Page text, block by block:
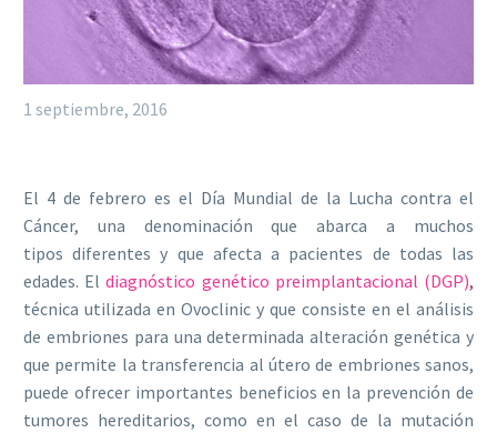
1 septiembre, 2016
El 4 de febrero es el Día Mundial de la Lucha contra el
Cáncer, una denominación que abarca a muchos
tipos diferentes y que afecta a pacientes de todas las
edades. Eldiagnóstico genético preimplantacional (DGP),
técnica utilizada en Ovoclinic y que consiste en el análisis
de embriones para una determinada alteración genética y
que permite la transferencia al útero de embriones sanos,
puede ofrecer importantes beneficios en la prevención de
tumores hereditarios, como en el caso de la mutación